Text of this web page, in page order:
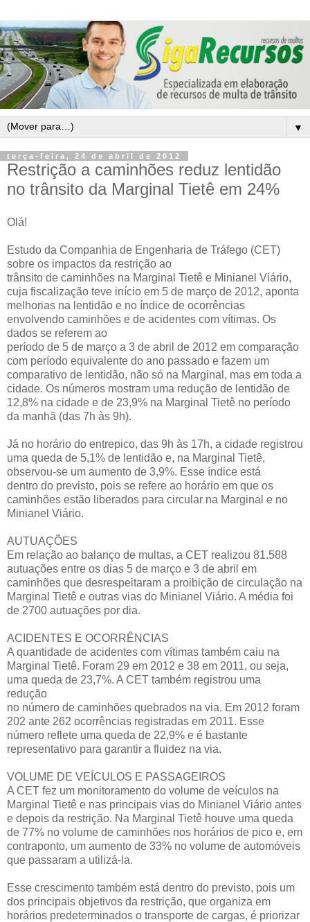
▼
terça-feira, 24 de abril de 2012
Restrição a caminhões reduz lentidão
no trânsito da Marginal Tietê em 24%
Olá!
Estudo da Companhia de Engenharia de Tráfego (CET)
sobre os impactos da restrição ao
trânsito de caminhões na Marginal Tietê e Minianel Viário,
cuja fiscalização teve início em 5 de março de 2012, aponta
melhorias na lentidão e no índice de ocorrências
envolvendo caminhões e de acidentes com vítimas. Os
dados se referem ao
período de 5 de março a 3 de abril de 2012 em comparação
com período equivalente do ano passado e fazem um
comparativo de lentidão, não só na Marginal, mas em toda a
cidade. Os números mostram uma redução de lentidão de
12,8% na cidade e de 23,9% na Marginal Tietê no período
da manhã (das 7h às 9h).
Já no horário do entrepico, das 9h às 17h, a cidade registrou
uma queda de 5,1% de lentidão e, na Marginal Tietê,
observou-se um aumento de 3,9%. Esse índice está
dentro do previsto, pois se refere ao horário em que os
caminhões estão liberados para circular na Marginal e no
Minianel Viário.
AUTUAÇÕES
Em relação ao balanço de multas, a CET realizou 81.588
autuações entre os dias 5 de março e 3 de abril em
caminhões que desrespeitaram a proibição de circulação na
Marginal Tietê e outras vias do Minianel Viário. A média foi
de 2700 autuações por dia.
ACIDENTES E OCORRÊNCIAS
A quantidade de acidentes com vítimas também caiu na
Marginal Tietê. Foram 29 em 2012 e 38 em 2011, ou seja,
uma queda de 23,7%. A CET também registrou uma
redução
no número de caminhões quebrados na via. Em 2012 foram
202 ante 262 ocorrências registradas em 2011. Esse
número reflete uma queda de 22,9% e é bastante
representativo para garantir a fluidez na via.
VOLUME DE VEÍCULOS E PASSAGEIROS
A CET fez um monitoramento do volume de veículos na
Marginal Tietê e nas principais vias do Minianel Viário antes
e depois da restrição. Na Marginal Tietê houve uma queda
de 77% no volume de caminhões nos horários de pico e, em
contraponto, um aumento de 33% no volume de automóveis
que passaram a utilizá-la.
Esse crescimento também está dentro do previsto, pois um
dos principais objetivos da restrição, que organiza em
horários predeterminados o transporte de cargas, é priorizar